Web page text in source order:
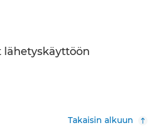
lähetyskäyttöön
Takaisin alkuun